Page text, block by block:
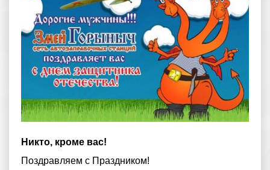
Никто, кроме вас!
Поздравляем с Праздником!